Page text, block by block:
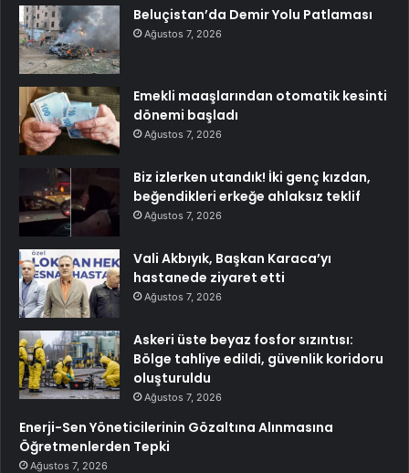
Beluçistan’da Demir Yolu Patlaması
Ağustos 7, 2026
Emekli maaşlarından otomatik kesinti
dönemi başladı
Ağustos 7, 2026
Biz izlerken utandık! İki genç kızdan,
beğendikleri erkeğe ahlaksız teklif
Ağustos 7, 2026
Vali Akbıyık, Başkan Karaca’yı
hastanede ziyaret etti
Ağustos 7, 2026
Askeri üste beyaz fosfor sızıntısı:
Bölge tahliye edildi, güvenlik koridoru
oluşturuldu
Ağustos 7, 2026
Enerji-Sen Yöneticilerinin Gözaltına Alınmasına
Öğretmenlerden Tepki
Ağustos 7, 2026